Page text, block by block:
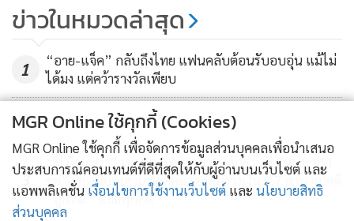
1,184
อย.เพิกถอนเจลล้างมือ 24 รายการ
ไม่ผ่านเกณฑ์แอลกอฮอล์ 70%
ข่าวในหมวดล่าสุด
1
“อาย-แจ็ค” กลับถึงไทย แฟนคลับต้อนรับอบอุ่น แม้ไม่
ได้มง แต่คว้ารางวัลเพียบ
2
3
“ปู มัณฑนา” หงายการ์ดเอกสารหลักฐานที่ “หนุ่ม กรร
ชัย” ฟ้องมีบางส่วนที่ตัดต่อ เตรียมวางเงิน 1.7 ล้าน จบคดี
“ลูกหมี” และทุกคดี
MGR Online ใช้คุกกี้ (Cookies)
MGR Online ใช้คุกกี้ เพื่อจัดการข้อมูลส่วนบุคคลเพื่อนำเสนอ
ประสบการณ์คอนเทนต์ที่ดีที่สุดให้กับผู้อ่านบนเว็บไซต์ และ
แอพพลิเคชั่น เงื่อนไขการใช้งานเว็บไซต์ และ นโยบายสิทธิ
ส่วนบุคคล